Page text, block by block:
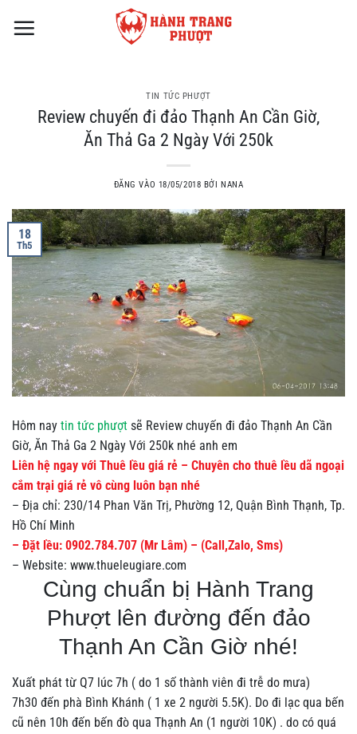
qua
TIN TỨC PHƯỢT
Review chuyến đi đảo Thạnh An Cần Giờ,
Ăn Thả Ga 2 Ngày Với 250k
ĐĂNG VÀO 18/05/2018 BỞINANA
18
Th5
Hôm nay tin tức phượt sẽ Review chuyến đi đảo Thạnh An Cần
Giờ, Ăn Thả Ga 2 Ngày Với 250k nhé anh em
Liên hệ ngay với Thuê lều giá rẻ – Chuyên cho thuê lều dã ngoại
cắm trại giá rẻ vô cùng luôn bạn nhé
– Địa chỉ: 230/14 Phan Văn Trị, Phường 12, Quận Bình Thạnh, Tp.
Hồ Chí Minh
– Đặt lều: 0902.784.707 (Mr Lâm) – (Call,Zalo, Sms)
– Website: www.thueleugiare.com
Cùng chuẩn bị Hành Trang
Phượt lên đường đến đảo
Thạnh An Cần Giờ nhé!
Xuất phát từ Q7 lúc 7h ( do 1 số thành viên đi trễ do mưa)
7h30 đến phà Bình Khánh ( 1 xe 2 người 5.5K). Do đi lạc qua bến
cũ nên 10h đến bến đò qua Thạnh An (1 người 10K) . do có quá